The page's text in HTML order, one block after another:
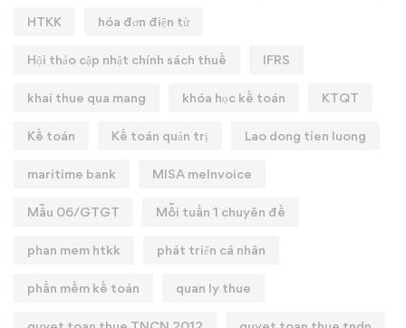
HTKK hóa đơn điện tử
Hội thảo cập nhật chính sách thuế IFRS
khai thue qua mang khóa học kế toán KTQT
Kế toán Kế toán quản trị Lao dong tien luong
maritime bank MISA meInvoice
Mẫu 06/GTGT Mỗi tuần 1 chuyên đề
phan mem htkk phát triển cá nhân
phần mềm kế toán quan ly thue